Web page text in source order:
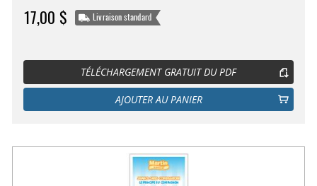
17,00 $ Livraison standard
TÉLÉCHARGEMENT GRATUIT DU PDF
AJOUTER AU PANIER